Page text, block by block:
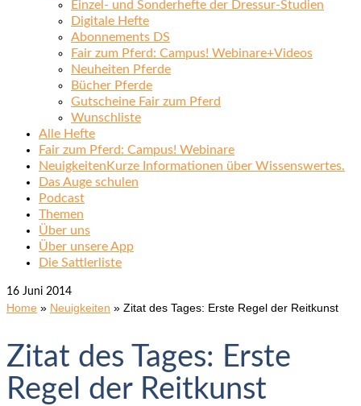
Einzel- und Sonderhefte der Dressur-Studien
Digitale Hefte
Abonnements DS
Fair zum Pferd: Campus! Webinare+Videos
Neuheiten Pferde
Bücher Pferde
Gutscheine Fair zum Pferd
Wunschliste
Alle Hefte
Fair zum Pferd: Campus! Webinare
Neuigkeiten Kurze Informationen über Wissenswertes.
Das Auge schulen
Podcast
Themen
Über uns
Über unsere App
Die Sattlerliste
16 Juni 2014
Home » Neuigkeiten » Zitat des Tages: Erste Regel der Reitkunst
Zitat des Tages: Erste
Regel der Reitkunst